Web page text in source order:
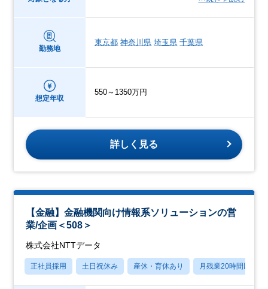
勤務地
東京都 神奈川県 埼玉県 千葉県
想定年収
550～1350万円
詳しく見る
【金融】金融機関向け情報系ソリューションの営
業/企画＜508＞
株式会社NTTデータ
正社員採用 土日祝休み 産休・育休あり 月残業20時間以内